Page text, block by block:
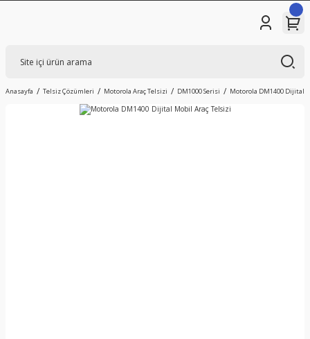
Anasayfa Telsiz Çözümleri Motorola Araç Telsizi DM1000 Serisi Motorola DM1400 Dijital